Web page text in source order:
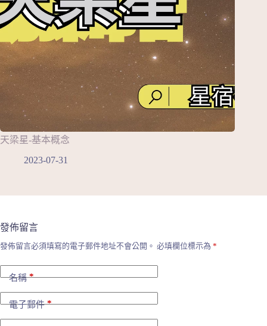
天梁星-基本概念
2023-07-31
發佈留言
發佈留言必須填寫的電子郵件地址不會公開。 必填欄位標示為 *
名稱*
電子郵件*